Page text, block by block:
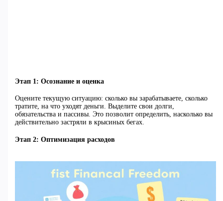
Этап 1: Осознание и оценка
Оцените текущую ситуацию: сколько вы зарабатываете, сколько
тратите, на что уходят деньги. Выделите свои долги,
обязательства и пассивы. Это позволит определить, насколько вы
действительно застряли в крысиных бегах.
Этап 2: Оптимизация расходов